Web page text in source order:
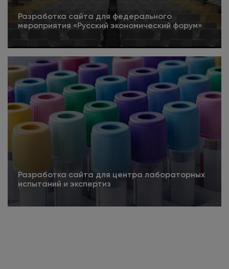
Разработка сайта для федерального
мероприятия «Русский экономический форум»
Подробнее 5
Разработка сайта для центра лабораторных
испытаний и экспертиз
Подробнее